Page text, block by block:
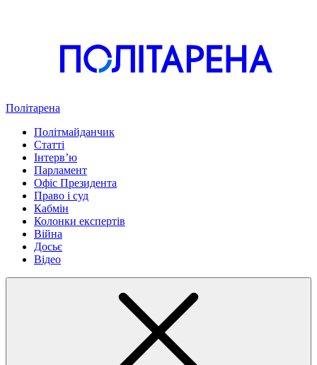
Політарена
Політмайданчик
Статті
Інтервʼю
Парламент
Офіс Президента
Право і суд
Кабмін
Колонки експертів
Війна
Досьє
Відео